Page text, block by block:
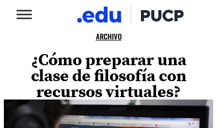
ARCHIVO
¿Cómo preparar una
clase de filosofía con
recursos virtuales?